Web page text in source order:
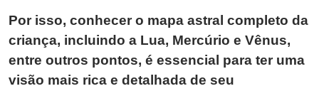
Por isso, conhecer o mapa astral completo da
criança, incluindo a Lua, Mercúrio e Vênus,
entre outros pontos, é essencial para ter uma
visão mais rica e detalhada de seu